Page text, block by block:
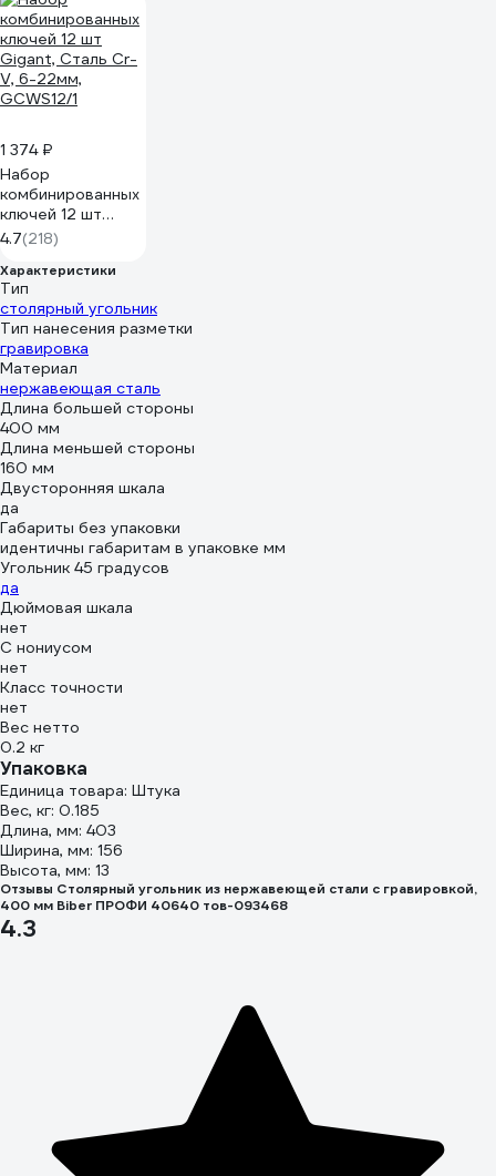
1 374 ₽
Набор
комбинированных
ключей 12 шт
Gigant, Сталь Cr-
V, 6-22мм,
GCWS12/1
4.7(218)
Характеристики
Тип
столярный угольник
Тип нанесения разметки
гравировка
Материал
нержавеющая сталь
Длина большей стороны
400 мм
Длина меньшей стороны
160 мм
Двусторонняя шкала
да
Габариты без упаковки
идентичны габаритам в упаковке мм
Угольник 45 градусов
да
Дюймовая шкала
нет
С нониусом
нет
Класс точности
нет
Вес нетто
0.2 кг
Упаковка
Единица товара: Штука
Вес, кг: 0.185
Длина, мм: 403
Ширина, мм: 156
Высота, мм: 13
Отзывы Столярный угольник из нержавеющей стали с гравировкой,
400 мм Biber ПРОФИ 40640 тов-093468
4.3